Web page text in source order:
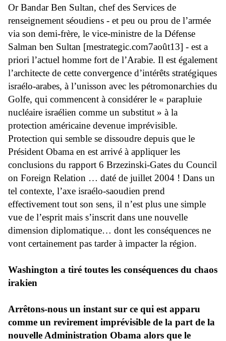
Or Bandar Ben Sultan, chef des Services de
renseignement séoudiens - et peu ou prou de l’armée
via son demi-frère, le vice-ministre de la Défense
Salman ben Sultan [mestrategic.com7août13] - est a
priori l’actuel homme fort de l’Arabie. Il est également
l’architecte de cette convergence d’intérêts stratégiques
israélo-arabes, à l’unisson avec les pétromonarchies du
Golfe, qui commencent à considérer le « parapluie
nucléaire israélien comme un substitut » à la
protection américaine devenue imprévisible.
Protection qui semble se dissoudre depuis que le
Président Obama en est arrivé à appliquer les
conclusions du rapport 6 Brzezinski-Gates du Council
on Foreign Relation … daté de juillet 2004 ! Dans un
tel contexte, l’axe israélo-saoudien prend
effectivement tout son sens, il n’est plus une simple
vue de l’esprit mais s’inscrit dans une nouvelle
dimension diplomatique… dont les conséquences ne
vont certainement pas tarder à impacter la région.
Washington a tiré toutes les conséquences du chaos
irakien
Arrêtons-nous un instant sur ce qui est apparu
comme un revirement imprévisible de la part de la
nouvelle Administration Obama alors que le